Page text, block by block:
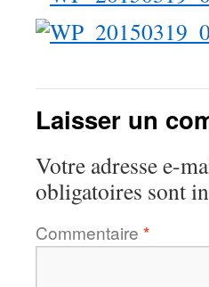
Laisser un
Votre adresse e-
obligatoires sont
Commentaire *